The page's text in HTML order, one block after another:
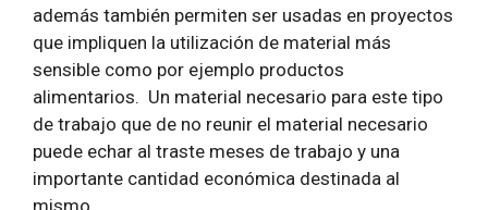
además también permiten ser usadas en proyectos
que impliquen la utilización de material más
sensible como por ejemplo productos
alimentarios. Un material necesario para este tipo
de trabajo que de no reunir el material necesario
puede echar al traste meses de trabajo y una
importante cantidad económica destinada al
mismo.